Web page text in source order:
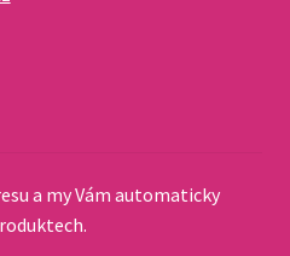
a my Vám automaticky